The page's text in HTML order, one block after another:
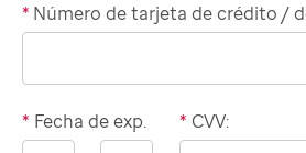
* Número de tarjeta de crédito /
* Fecha de exp.
* CVV: